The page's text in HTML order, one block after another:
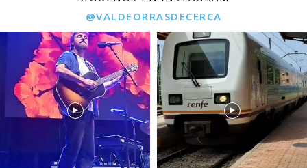
@VALDEORRASDECERCA